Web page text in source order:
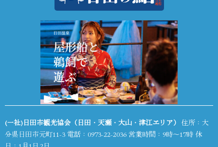
(一社)日田市観光協会（日田・天瀬・大山・津江エリア） 住所：大
分県日田市元町11-3 電話： 0973-22-2036 営業時間：9時～17時 休